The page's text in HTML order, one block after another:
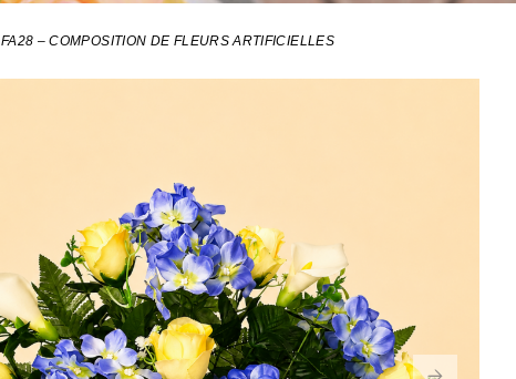
FA28 – COMPOSITION DE FLEURS ARTIFICIELLES